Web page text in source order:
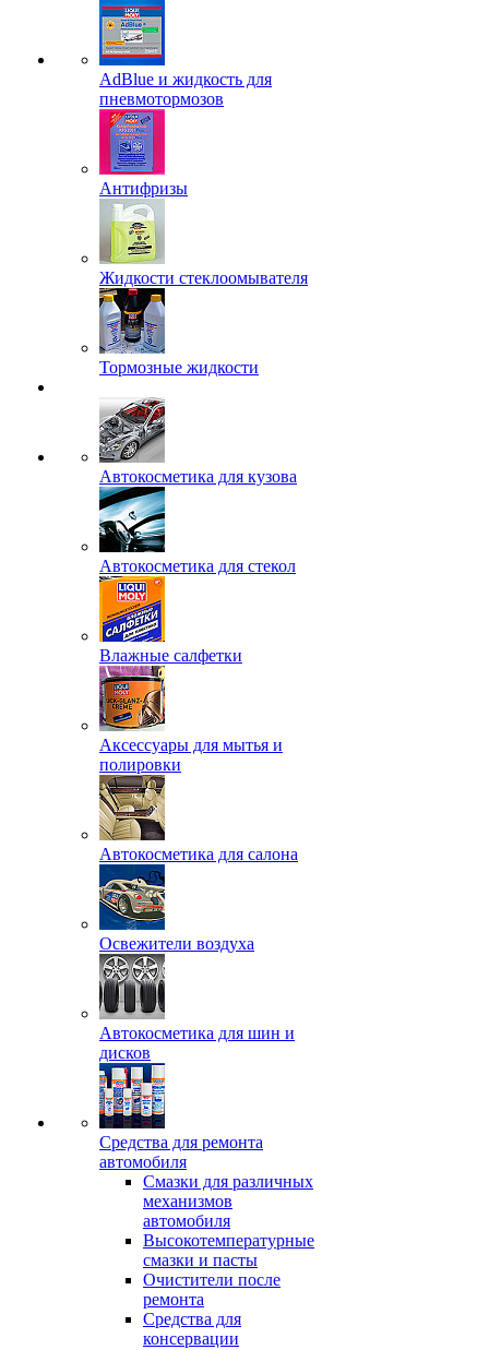
AdBlue и жидкость для
пневмотормозов
Антифризы
Жидкости стеклоомывателя
Тормозные жидкости
Автокосметика для кузова
Автокосметика для стекол
Влажные салфетки
Аксессуары для мытья и
полировки
Автокосметика для салона
Освежители воздуха
Автокосметика для шин и
дисков
Средства для ремонта
автомобиля
Смазки для различных
механизмов
автомобиля
Высокотемпературные
смазки и пасты
Очистители после
ремонта
Средства для
консервации